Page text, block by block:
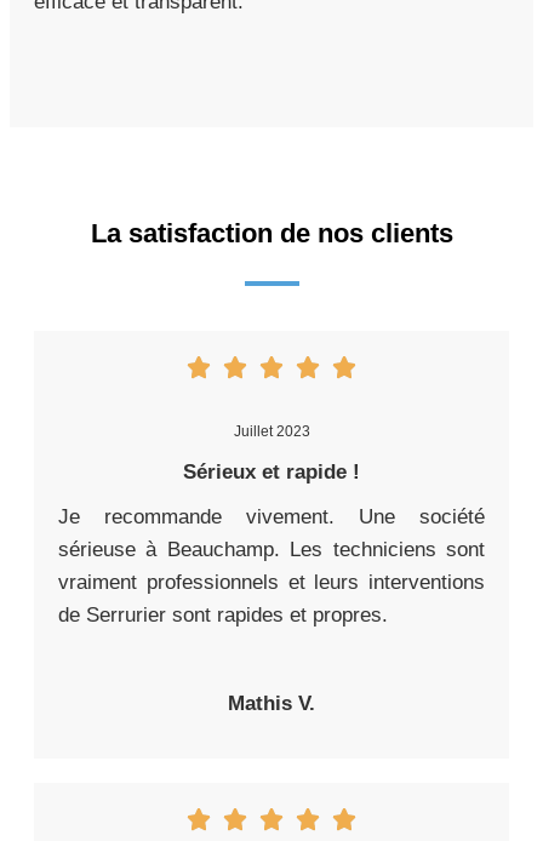
La satisfaction de nos clients
Juillet 2023
Sérieux et rapide !
Je recommande vivement. Une société
sérieuse à Beauchamp. Les techniciens sont
vraiment professionnels et leurs interventions
de Serrurier sont rapides et propres.
Mathis V.